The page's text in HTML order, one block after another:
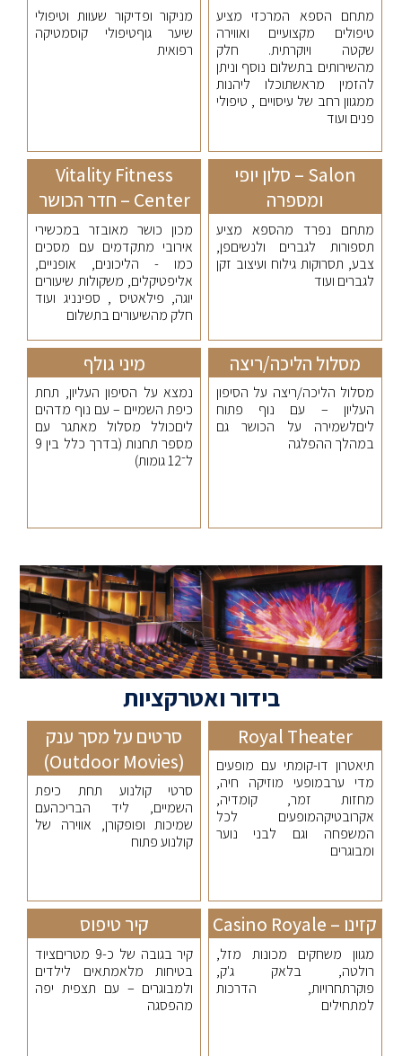
מתחם הספא המרכזי מציע
טיפולים מקצועיים ואווירה
שקטה ויוקרתית. חלק
מהשירותים בתשלום נוסף וניתן
להזמין מראשתוכלו ליהנות
ממגוון רחב של עיסויים , טיפולי
פנים ועוד
מניקור ופדיקור שעוות וטיפולי
שיער גוףטיפולי קוסמטיקה
רפואית
Salon – סלון יופי
ומספרה
מתחם נפרד מהספא מציע
תספורות לגברים ולנשיםפן,
צבע, תסרוקות גילוח ועיצוב זקן
לגברים ועוד
Vitality Fitness
Center – חדר הכושר
מכון כושר מאובזר במכשירי
אירובי מתקדמים עם מסכים
כמו - הליכונים, אופניים,
אליפטיקלים, משקולות שיעורים
יוגה, פילאטיס , ספינניג ועוד
חלק מהשיעורים בתשלום
מסלול הליכה/ריצה
מסלול הליכה/ריצה על הסיפון
העליון – עם נוף פתוח
ליםלשמירה על הכושר גם
במהלך ההפלגה
מיני גולף
נמצא על הסיפון העליון, תחת
כיפת השמיים – עם נוף מדהים
ליםכולל מסלול מאתגר עם
מספר תחנות (בדרך כלל בין 9
ל־12 גומות)
בידור ואטרקציות
Royal Theater
תיאטרון דו-קומתי עם מופעים
מדי ערבמופעי מוזיקה חיה,
מחזות זמר, קומדיה,
אקרובטיקהמופעים לכל
המשפחה וגם לבני נוער
ומבוגרים
סרטים על מסך ענק
(Outdoor Movies)
סרטי קולנוע תחת כיפת
השמיים, ליד הבריכהעם
שמיכות ופופקורן, אווירה של
קולנוע פתוח
קזינו – Casino Royale
מגוון משחקים מכונות מזל,
רולטה, בלאק ג'ק,
פוקרתחרויות, הדרכות
למתחילים
קיר טיפוס
קיר בגובה של כ-9 מטריםציוד
בטיחות מלאמתאים לילדים
ולמבוגרים – עם תצפית יפה
מהפסגה